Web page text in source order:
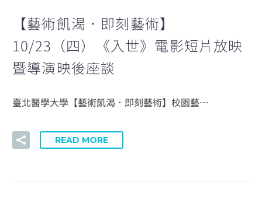
【藝術飢渴．即刻藝術】
10/23（四）《入世》電影短片放映
暨導演映後座談
臺北醫學大學【藝術飢渴．即刻藝術】校園藝…
READ MORE